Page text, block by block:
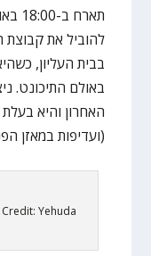
להוביל את
באולם התיכונט.
(ועדיפות במאזן
Yehuda